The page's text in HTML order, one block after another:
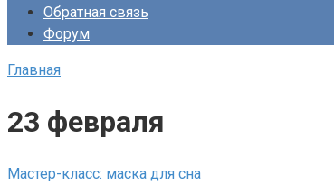
Обратная связь
Форум
Главная
23 февраля
Мастер-класс: маска для сна